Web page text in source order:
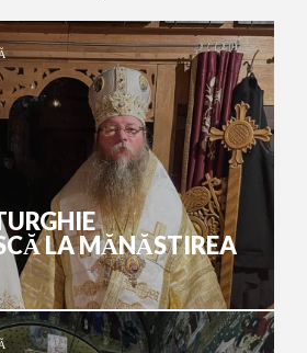
LA MĂNĂSTIREA